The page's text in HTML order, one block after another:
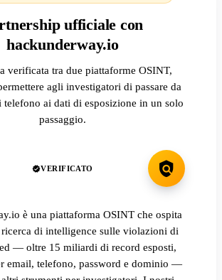
ufficiale con
hackunderway.io
verificata tra due piattaforme OSINT,
agli investigatori di passare da
telefono ai dati di esposizione in un solo
passaggio.
VERIFICATO
è una piattaforma OSINT che ospita
di intelligence sulle violazioni di
— oltre 15 miliardi di record esposti,
email, telefono, password e dominio —